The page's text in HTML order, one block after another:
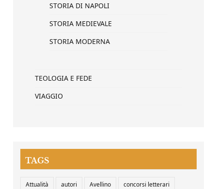
STORIA DI NAPOLI
STORIA MEDIEVALE
STORIA MODERNA
TEOLOGIA E FEDE
VIAGGIO
TAGS
Attualità autori Avellino concorsi letterari